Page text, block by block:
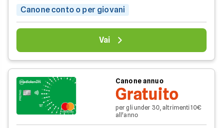
Canone conto o per giovani
Vai
Canone annuo
Gratuito
per gli under 30, altrimenti 10€
all'anno